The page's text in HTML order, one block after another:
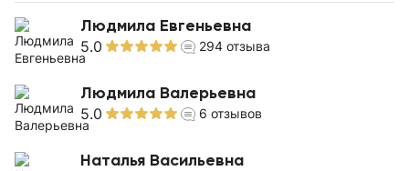
Людмила Евгеньевна
5.0 294 отзыва
Людмила Валерьевна
5.0 6 отзывов
Наталья Васильевна